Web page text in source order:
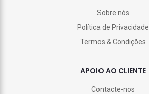
Sobre nós
Política de Privacidade
Termos & Condições
APOIO AO CLIENTE
Contacte-nos